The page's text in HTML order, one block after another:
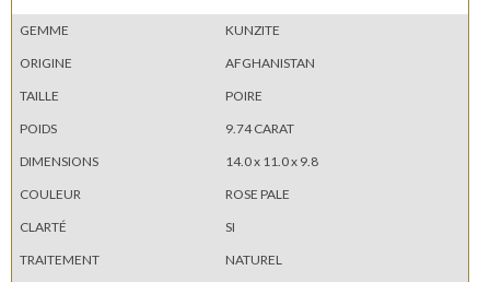
GEMME
KUNZITE
ORIGINE
AFGHANISTAN
TAILLE
POIRE
POIDS
9.74 CARAT
DIMENSIONS
14.0 x 11.0 x 9.8
COULEUR
ROSE PALE
CLARTÉ
SI
TRAITEMENT
NATUREL